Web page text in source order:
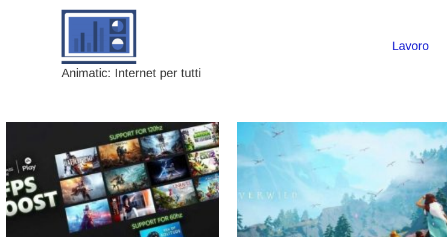
Animatic: Internet per tutti
Lavoro